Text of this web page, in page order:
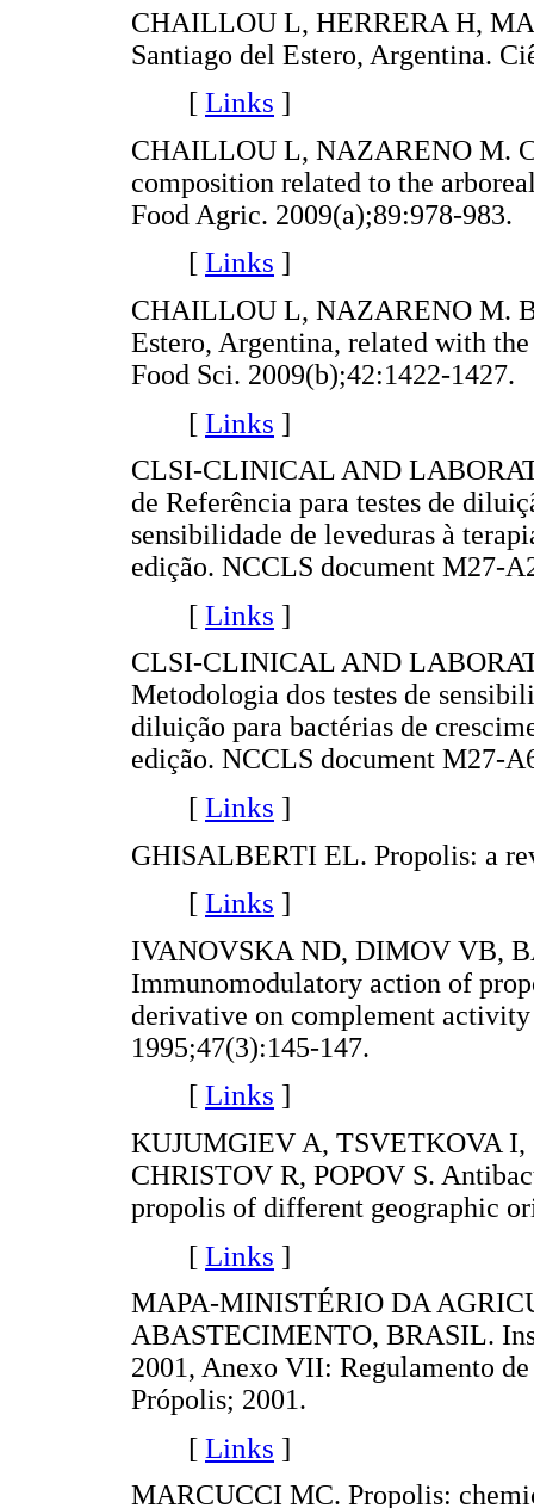
CHAILLOU L, HERRERA H,
Santiago del Estero, Argentina.
[ Links ]
CHAILLOU L, NAZARENO M.
composition related to the
Food Agric. 2009(a);89:978-983.
[ Links ]
CHAILLOU L, NAZARENO M.
Estero, Argentina, related with
Food Sci. 2009(b);42:1422-1427.
[ Links ]
CLSI-CLINICAL AND
de Referência para testes de
sensibilidade de leveduras à
edição. NCCLS document M27-
[ Links ]
CLSI-CLINICAL AND
Metodologia dos testes de
diluição para bactérias de
edição. NCCLS document M27-
[ Links ]
GHISALBERTI EL. Propolis: a
[ Links ]
IVANOVSKA ND, DIMOV VB,
Immunomodulatory action of
derivative on complement
1995;47(3):145-147.
[ Links ]
KUJUMGIEV A, TSVETKOVA I,
CHRISTOV R, POPOV S.
propolis of different geographic
[ Links ]
MAPA-MINISTÉRIO DA
ABASTECIMENTO, BRASIL.
2001, Anexo VII: Regulamento
Própolis; 2001.
[ Links ]
MARCUCCI MC. Propolis: